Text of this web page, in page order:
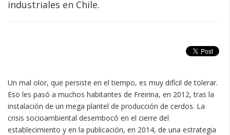
industriales en Chile.
Un mal olor, que persiste en el tiempo, es muy difícil de tolerar.
Eso les pasó a muchos habitantes de Freirina, en 2012, tras la
instalación de un mega plantel de producción de cerdos. La
crisis socioambiental desembocó en el cierre del
establecimiento y en la publicación, en 2014, de una estrategia